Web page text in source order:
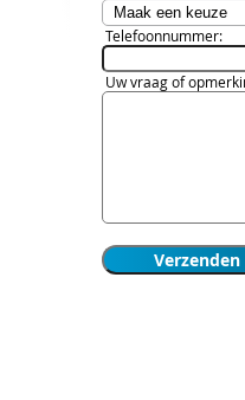
Telefoonnummer:
Uw vraag of